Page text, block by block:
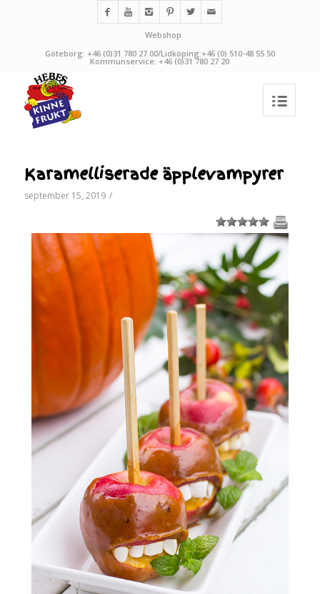
Webshop
Göteborg: +46 (0)31 780 27 00/Lidköping:+46 (0) 510-48 55 50
Kommunservice: +46 (0)31 780 27 20
Karamelliserade äpplevampyrer
september 15, 2019 /
1 2 3 4 5